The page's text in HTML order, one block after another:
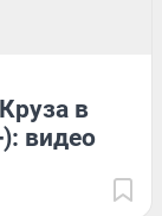
в
видео